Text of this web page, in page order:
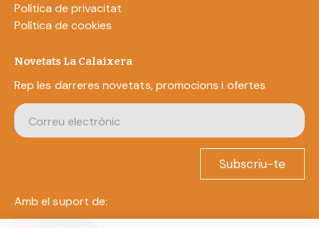
Política de privacitat
Política de cookies
Novetats La Calaixera
Rep les darreres novetats, promocions i ofertes
Subscriu-te
Amb el suport de: